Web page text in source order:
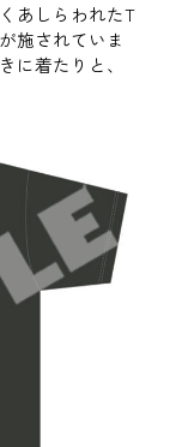
あしらわれたT
施されていま
に着たりと、